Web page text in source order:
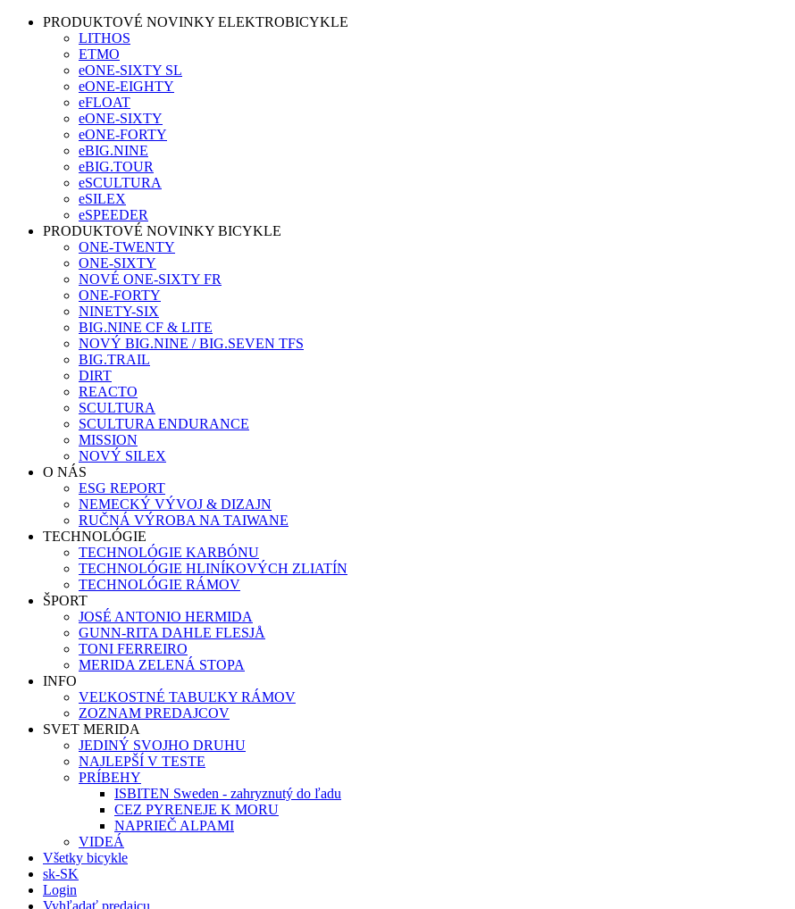
PRODUKTOVÉ NOVINKY ELEKTROBICYKLE
LITHOS
ETMO
eONE-SIXTY SL
eONE-EIGHTY
eFLOAT
eONE-SIXTY
eONE-FORTY
eBIG.NINE
eBIG.TOUR
eSCULTURA
eSILEX
eSPEEDER
PRODUKTOVÉ NOVINKY BICYKLE
ONE-TWENTY
ONE-SIXTY
NOVÉ ONE-SIXTY FR
ONE-FORTY
NINETY-SIX
BIG.NINE CF & LITE
NOVÝ BIG.NINE / BIG.SEVEN TFS
BIG.TRAIL
DIRT
REACTO
SCULTURA
SCULTURA ENDURANCE
MISSION
NOVÝ SILEX
O NÁS
ESG REPORT
NEMECKÝ VÝVOJ & DIZAJN
RUČNÁ VÝROBA NA TAIWANE
TECHNOLÓGIE
TECHNOLÓGIE KARBÓNU
TECHNOLÓGIE HLINÍKOVÝCH ZLIATÍN
TECHNOLÓGIE RÁMOV
ŠPORT
JOSÉ ANTONIO HERMIDA
GUNN-RITA DAHLE FLESJÅ
TONI FERREIRO
MERIDA ZELENÁ STOPA
INFO
VEĽKOSTNÉ TABUĽKY RÁMOV
ZOZNAM PREDAJCOV
SVET MERIDA
JEDINÝ SVOJHO DRUHU
NAJLEPŠÍ V TESTE
PRÍBEHY
ISBITEN Sweden - zahryznutý do ľadu
CEZ PYRENEJE K MORU
NAPRIEČ ALPAMI
VIDEÁ
Všetky bicykle
sk-SK
Login
Vyhľadať predajcu